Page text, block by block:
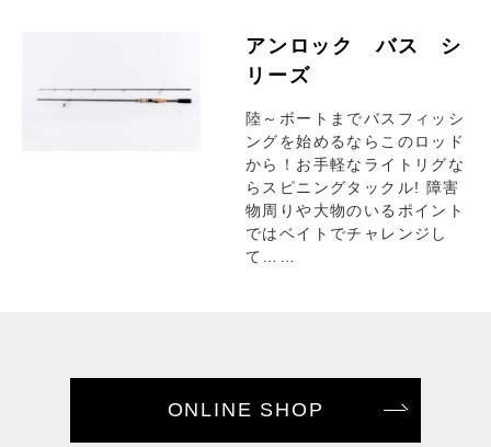
アンロック バス シ
リーズ
陸～ボートまでバスフィッシ
ングを始めるならこのロッド
から！お手軽なライトリグな
らスピニングタックル! 障害
物周りや大物のいるポイント
ではベイトでチャレンジし
て……
ONLINE SHOP